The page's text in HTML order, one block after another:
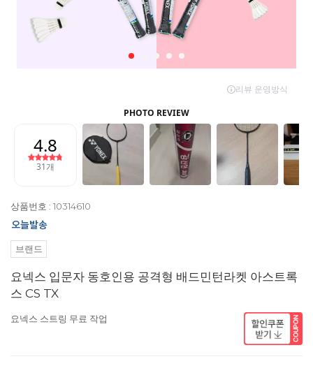
상품번호 : 10314610
브랜드
요넥스 입문자 동호인용 공격형 배드민턴라켓 아스트록
스 CS TX
요넥스 스트링 무료 작업